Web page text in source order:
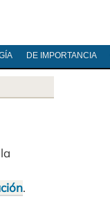
DE IMPORTANCIA
.